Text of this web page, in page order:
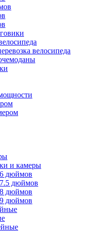
велосипеда
и камеры
дюймов
дюймов
дюймов
дюймов